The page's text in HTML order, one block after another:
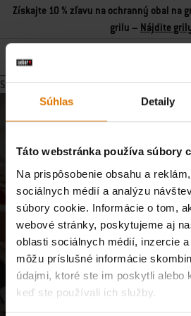
Súhlas Detaily
Táto webstránka používa súbory
Na prispôsobenie obsahu a
sociálnych médií a analýzu
súbory cookie. Informácie o tom,
webové stránky, poskytujeme aj
oblasti sociálnych médií, inzercie
môžu príslušné informácie
údajmi, ktoré ste im poskytli alebo
keď ste používali ich služby.
Získajte 10 % zľavu na ochranný obal na
grilu – Nájdite
Stránka neobsahuje žiadny obsah.
Pridajte sa k
E-mailové aktualizácie od našej
nadšencov jedla a milovníkov
E-mailová adresa
Zaregistrujte ma na odber e-mailov od
GmbH a Weber-Stephen CZ&SK spol. s r.o., aby
Weber, ako sú recepty, informácie o výrobkoch,
spotrebiteľské prieskumy, a to s použitím